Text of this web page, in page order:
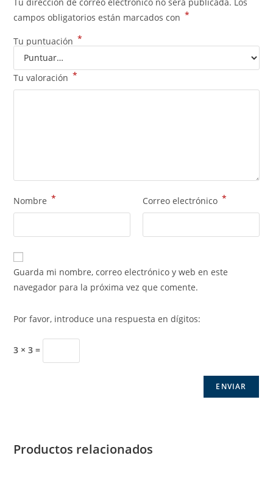
campos obligatorios están marcados con *
Tu puntuación *
Tu valoración *
Nombre * Correo electrónico *
Guarda mi nombre, correo electrónico y web en este
navegador para la próxima vez que comente.
Por favor, introduce una respuesta en dígitos:
3 × 3 =
Productos relacionados